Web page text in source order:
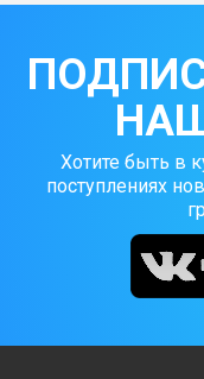
Хотите быть в
поступлениях